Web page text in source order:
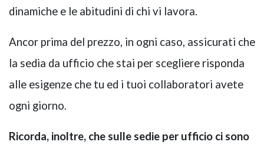
dinamiche e le abitudini di chi vi lavora.
Ancor prima del prezzo, in ogni caso, assicurati che
la sedia da ufficio che stai per scegliere risponda
alle esigenze che tu ed i tuoi collaboratori avete
ogni giorno.
Ricorda, inoltre, che sulle sedie per ufficio ci sono